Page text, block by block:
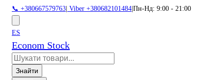
📞 +380667579763 Viber +380682101484 Пн-Нд: 9:00 - 21:00
ES
Econom Stock
Знайти